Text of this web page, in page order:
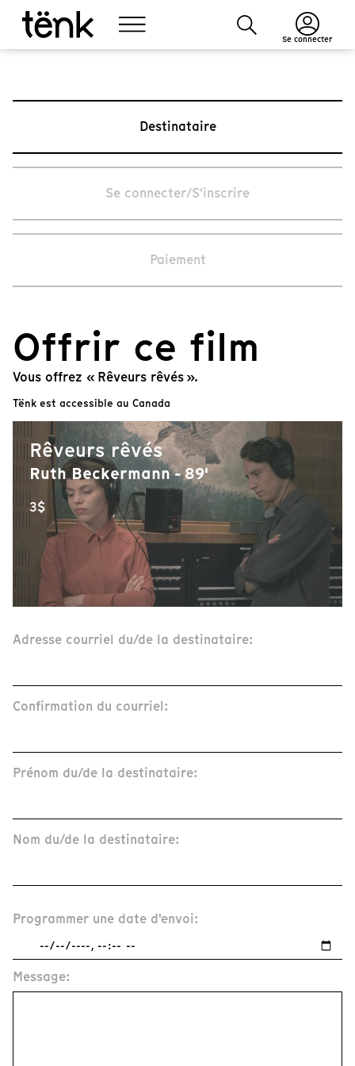
Se connecter
Destinataire
Se connecter/S'inscrire
Paiement
Offrir ce film
Vous offrez « Rêveurs rêvés ».
Tënk est accessible au Canada
Rêveurs rêvés
Ruth Beckermann - 89'
3$
Adresse courriel du/de la destinataire:
Confirmation du courriel:
Prénom du/de la destinataire:
Nom du/de la destinataire:
Programmer une date d'envoi:
Message: